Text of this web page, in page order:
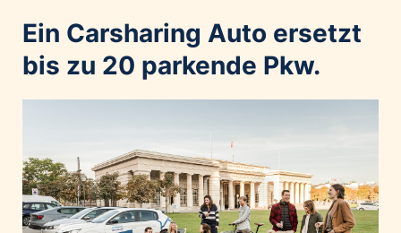
GE HealthCare
Home of Work
Huawei Consumer Business Group
JYSK
Kroatische Zentrale für Tourismus
List Holding Gruppe
Ein Carsharing Auto ersetzt
bis zu 20 parkende Pkw.